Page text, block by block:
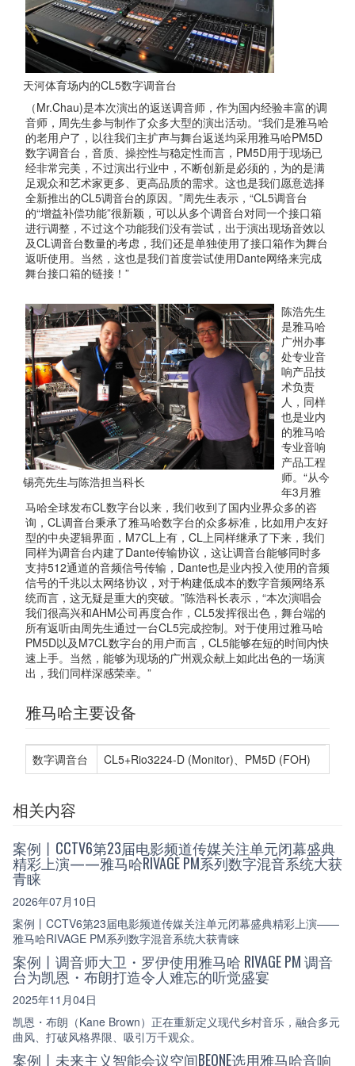
天河体育场内的CL5数字调音台
（Mr.Chau)是本次演出的返送调音师，作为国内经验丰富的调
音师，周先生参与制作了众多大型的演出活动。“我们是雅马哈
的老用户了，以往我们主扩声与舞台返送均采用雅马哈PM5D
数字调音台，音质、操控性与稳定性而言，PM5D用于现场已
经非常完美，不过演出行业中，不断创新是必须的，为的是满
足观众和艺术家更多、更高品质的需求。这也是我们愿意选择
全新推出的CL5调音台的原因。”周先生表示，“CL5调音台
的“增益补偿功能”很新颖，可以从多个调音台对同一个接口箱
进行调整，不过这个功能我们没有尝试，出于演出现场音效以
及CL调音台数量的考虑，我们还是单独使用了接口箱作为舞台
返听使用。当然，这也是我们首度尝试使用Dante网络来完成
舞台接口箱的链接！”
锡亮先生与陈浩担当科长
陈浩先生
是雅马哈
广州办事
处专业音
响产品技
术负责
人，同样
也是业内
的雅马哈
专业音响
产品工程
师。“从今
年3月雅
马哈全球发布CL数字台以来，我们收到了国内业界众多的咨
询，CL调音台秉承了雅马哈数字台的众多标准，比如用户友好
型的中央逻辑界面，M7CL上有，CL上同样继承了下来，我们
同样为调音台内建了Dante传输协议，这让调音台能够同时多
支持512通道的音频信号传输，Dante也是业内投入使用的音频
信号的千兆以太网络协议，对于构建低成本的数字音频网络系
统而言，这无疑是重大的突破。”陈浩科长表示，“本次演唱会
我们很高兴和AHM公司再度合作，CL5发挥很出色，舞台端的
所有返听由周先生通过一台CL5完成控制。对于使用过雅马哈
PM5D以及M7CL数字台的用户而言，CL5能够在短的时间内快
速上手。当然，能够为现场的广州观众献上如此出色的一场演
出，我们同样深感荣幸。”
雅马哈主要设备
数字调音台 CL5+Rio3224-D (Monitor)、PM5D (FOH)
相关内容
案例丨CCTV6第23届电影频道传媒关注单元闭幕盛典
精彩上演——雅马哈RIVAGE PM系列数字混音系统大获
青睐
2026年07月10日
案例丨CCTV6第23届电影频道传媒关注单元闭幕盛典精彩上演——
雅马哈RIVAGE PM系列数字混音系统大获青睐
案例丨调音师大卫・罗伊使用雅马哈 RIVAGE PM 调音
台为凯恩・布朗打造令人难忘的听觉盛宴
2025年11月04日
凯恩・布朗（Kane Brown）正在重新定义现代乡村音乐，融合多元
曲风、打破风格界限、吸引万千观众。
案例丨未来主义智能会议空间BEONE选用雅马哈音响